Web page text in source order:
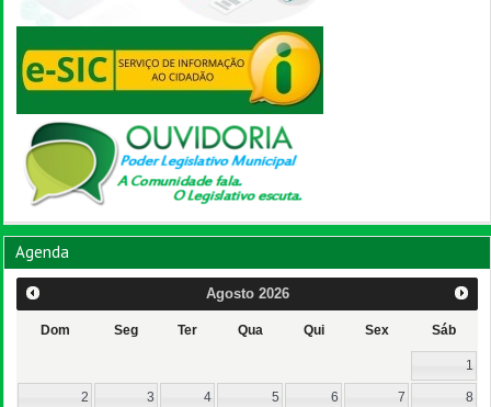
Agenda
Agosto 2026
Dom Seg Ter Qua Qui Sex Sáb
1
2 3 4 5 6 7 8